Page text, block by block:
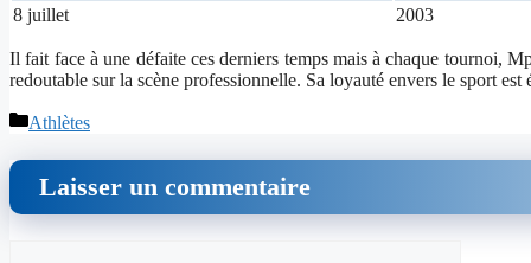
8 juillet
2003
Il fait face à une défaite ces derniers temps mais à chaque tournoi,
redoutable sur la scène professionnelle. Sa loyauté envers le sport
Catégories
Athlètes
Laisser un commentaire